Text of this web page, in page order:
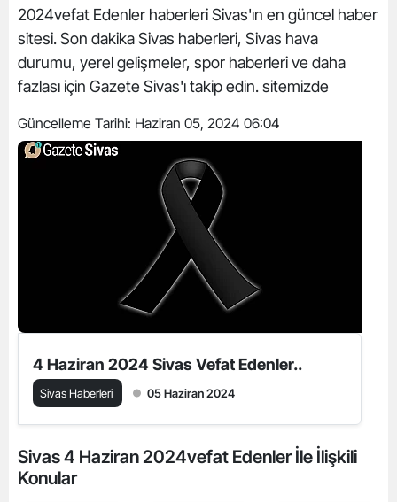
2024vefat Edenler haberleri Sivas'ın en güncel haber
sitesi. Son dakika Sivas haberleri, Sivas hava
durumu, yerel gelişmeler, spor haberleri ve daha
fazlası için Gazete Sivas'ı takip edin. sitemizde
Güncelleme Tarihi: Haziran 05, 2024 06:04
4 Haziran 2024 Sivas Vefat Edenler..
Sivas Haberleri 05 Haziran 2024
Sivas 4 Haziran 2024vefat Edenler İle İlişkili
Konular